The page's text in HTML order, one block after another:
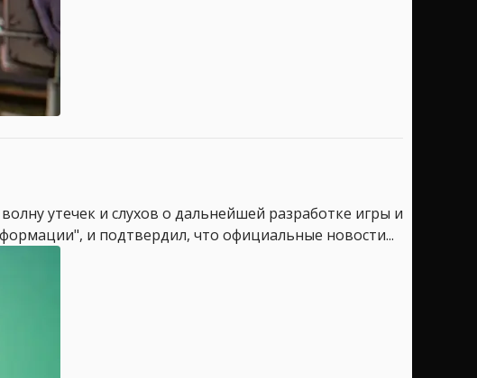
утечек и слухов о дальнейшей разработке игры и
и подтвердил, что официальные новости...